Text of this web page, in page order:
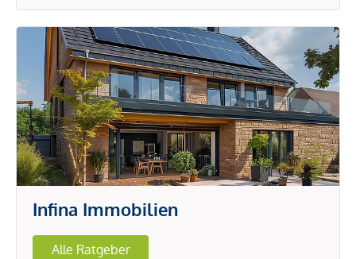
Infina Immobilien
Alle Ratgeber